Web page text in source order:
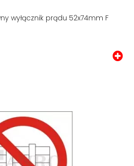
wyłącznik prądu 52x74mm F